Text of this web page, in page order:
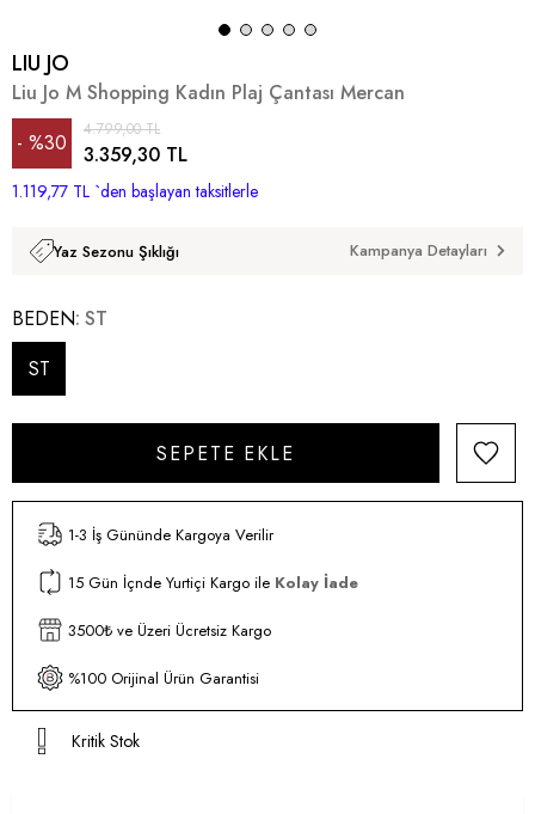
LIU JO
Liu Jo M Shopping Kadın Plaj Çantası Mercan
%30
İndirim
4.799,00 TL
3.359,30 TL
1.119,77 TL `den başlayan taksitlerle
Yaz Sezonu Şıklığı Kampanya Detayları
BEDEN ST
ST
1-3 İş Gününde Kargoya Verilir
15 Gün İçnde Yurtiçi Kargo ile Kolay İade
3500₺ ve Üzeri Ücretsiz Kargo
%100 Orijinal Ürün Garantisi
Kritik Stok